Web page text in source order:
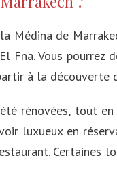
Médina de
Fna. Vous
à la découverte
rénovées, tout
luxueux en
Certaines